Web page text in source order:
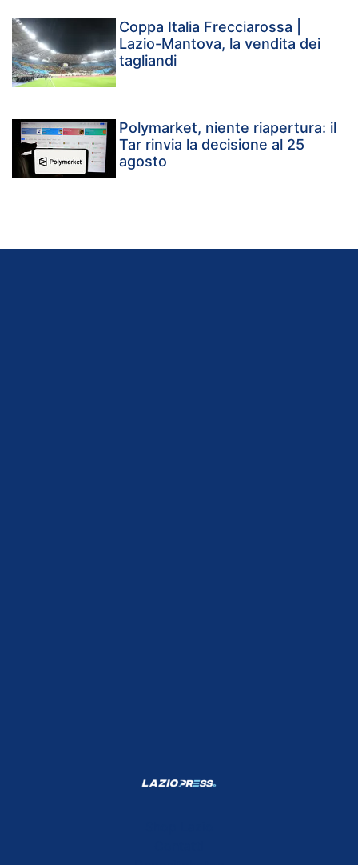
Coppa Italia Frecciarossa |
Lazio-Mantova, la vendita dei
tagliandi
Polymarket, niente riapertura: il
Tar rinvia la decisione al 25
agosto